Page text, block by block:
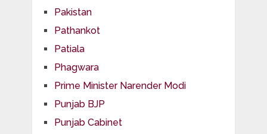
Pakistan
Pathankot
Patiala
Phagwara
Prime Minister Narender Modi
Punjab BJP
Punjab Cabinet